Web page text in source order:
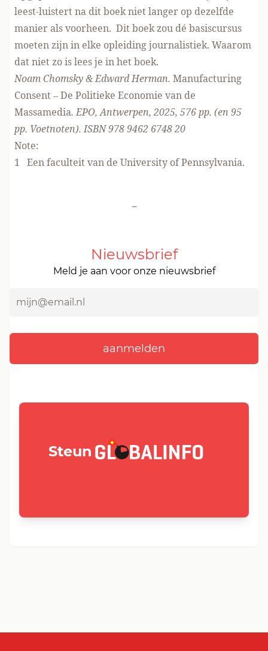
leest-luistert na dit boek niet langer op dezelfde
manier als voorheen. Dit boek zou dé basiscursus
moeten zijn in elke opleiding journalistiek. Waarom
dat niet zo is lees je in het boek.
Noam Chomsky & Edward Herman. Manufacturing
Consent – De Politieke Economie van de
Massamedia. EPO, Antwerpen, 2025, 576 pp. (en 95
pp. Voetnoten). ISBN 978 9462 6748 20
Note:
1 Een faculteit van de University of Pennsylvania.
-
Nieuwsbrief
Meld je aan voor onze nieuwsbrief
Steun GLOBALINFO.nl